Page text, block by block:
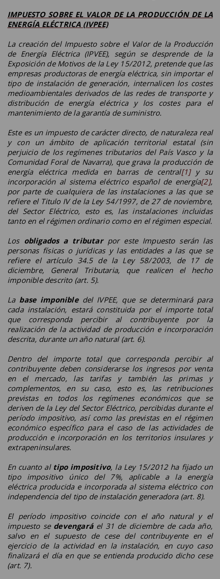
IMPUESTO SOBRE EL VALOR DE LA PRODUCCIÓN DE LA
ENERGÍA ELÉCTRICA (IVPEE)
La creación del Impuesto sobre el Valor de la Producción
de Energía Eléctrica (IPVEE), según se desprende de la
Exposición de Motivos de la Ley 15/2012, pretende que las
empresas productoras de energía eléctrica, sin importar el
tipo de instalación de generación, internalicen los costes
medioambientales derivados de las redes de transporte y
distribución de energía eléctrica y los costes para el
mantenimiento de la garantía de suministro.
Este es un impuesto de carácter directo, de naturaleza real
y con un ámbito de aplicación territorial estatal (sin
perjuicio de los regímenes tributarios del País Vasco y la
Comunidad Foral de Navarra), que grava la producción de
energía eléctrica medida en barras de central[1]y su
incorporación al sistema eléctrico español de energía[2],
por parte de cualquiera de las instalaciones a las que se
refiere el Titulo IV de la Ley 54/1997, de 27 de noviembre,
del Sector Eléctrico, esto es, las instalaciones incluidas
tanto en el régimen ordinario como en el régimen especial.
Los obligados a tributarpor este Impuesto serán las
personas físicas o jurídicas y las entidades a las que se
refiere el artículo 34.5 de la Ley 58/2003, de 17 de
diciembre, General Tributaria, que realicen el hecho
imponible descrito (art. 5).
La base imponibledel IVPEE, que se determinará para
cada instalación, estará constituida por el importe total
que corresponda percibir al contribuyente por la
realización de la actividad de producción e incorporación
descrita, durante un año natural (art. 6).
Dentro del importe total que corresponda percibir al
contribuyente deben considerarse los ingresos por venta
en el mercado, las tarifas y también las primas y
complementos, en su caso, esto es, las retribuciones
previstas en todos los regímenes económicos que se
deriven de la Ley del Sector Eléctrico, percibidas durante el
período impositivo, así como las previstas en el régimen
económico específico para el caso de las actividades de
producción e incorporación en los territorios insulares y
extrapeninsulares.
En cuanto al tipo impositivo, la Ley 15/2012 ha fijado un
tipo impositivo único del 7%, aplicable a la energía
eléctrica producida e incorporada al sistema eléctrico con
independencia del tipo de instalación generadora (art. 8).
El período impositivo coincide con el año natural y el
impuesto se devengaráel 31 de diciembre de cada año,
salvo en el supuesto de cese del contribuyente en el
ejercicio de la actividad en la instalación, en cuyo caso
finalizará el día en que se entienda producido dicho cese
(art. 7).